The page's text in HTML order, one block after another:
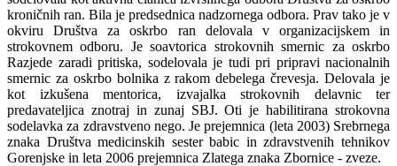
kroničnih ran. Bila je predsednica nadzornega odbora. Prav tako je v
okviru Društva za oskrbo ran delovala v organizacijskem in
strokovnem odboru. Je soavtorica strokovnih smernic za oskrbo
Razjede zaradi pritiska, sodelovala je tudi pri pripravi nacionalnih
smernic za oskrbo bolnika z rakom debelega črevesja. Delovala je
kot izkušena mentorica, izvajalka strokovnih delavnic ter
predavateljica znotraj in zunaj SBJ. Oti je habilitirana strokovna
sodelavka za zdravstveno nego. Je prejemnica (leta 2003) Srebrnega
znaka Društva medicinskih sester babic in zdravstvenih tehnikov
Gorenjske in leta 2006 prejemnica Zlatega znaka Zbornice - zveze.